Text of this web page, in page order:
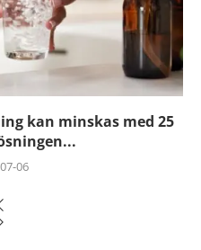
kan minskas med 25
06